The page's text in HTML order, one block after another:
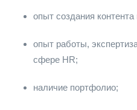
опыт создания
опыт работы,
сфере HR;
наличие портфолио;